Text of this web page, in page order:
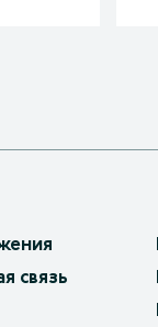
связь